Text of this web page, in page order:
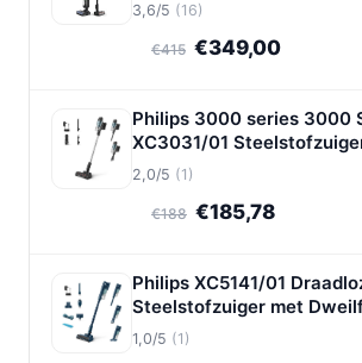
3,6/5 (16)
€415 €349,00
Philips 3000 series 3000
XC3031/01
2,0/5 (1)
€188 €185,78
Philips XC5141/01
Steelstofzuiger met
1,0/5 (1)